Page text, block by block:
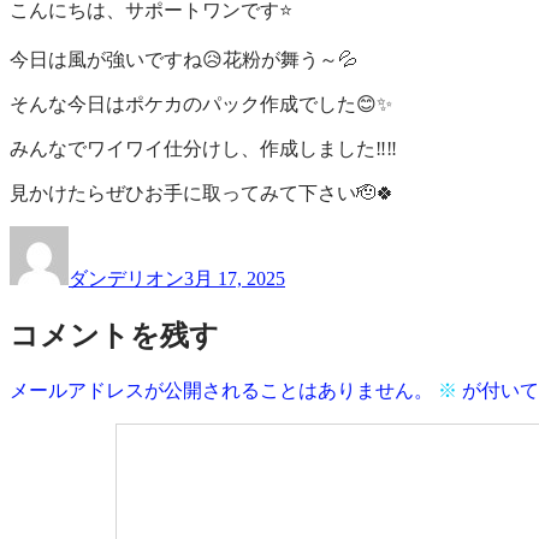
サ
ポ
ー
ト
ン
一
こんにちは、サポートワンです⭐
今日は風が強いですね😥花粉が舞う～💦
そんな今日はポケカのパック作成でした😊✨
みんなでワイワイ仕分けし、作成しました‼️‼️
見かけたらぜひお手に取ってみて下さい🫡🍀
者
ダンデリオン日:
3月 17, 2025
コメントを残す
メールアドレスが公開されることはありません。 ※ が付い